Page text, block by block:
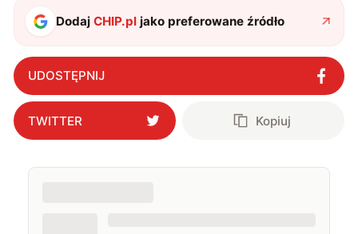
DodajCHIP.pl jako preferowane źródło
UDOSTĘPNIJ
TWITTER Kopiuj